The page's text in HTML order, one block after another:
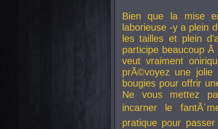
Bien que la mise
laborieuse -y a plein
les tailles et plein
participe beaucoup
veut vraiment
prÃ©voyez une
bougies pour offrir
Ne vous mettez
incarner le
pratique pour